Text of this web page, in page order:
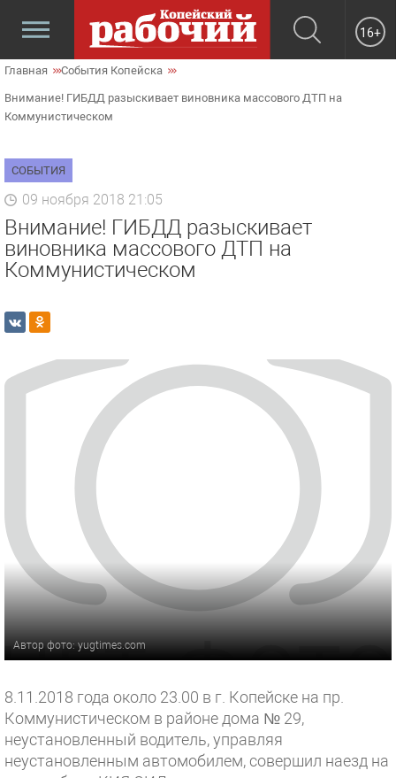
16+
Главная События Копейска
Внимание! ГИБДД разыскивает виновника массового ДТП на
Коммунистическом
СОБЫТИЯ
09 ноября 2018 21:05
Внимание! ГИБДД разыскивает
виновника массового ДТП на
Коммунистическом
Автор фото: yugtimes.com
8.11.2018 года около 23.00 в г. Копейске на пр.
Коммунистическом в районе дома № 29,
неустановленный водитель, управляя
неустановленным автомобилем, совершил наезд на